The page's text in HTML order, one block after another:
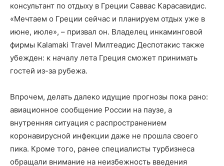
консультант по отдыху в Греции Саввас Карасавидис.
«Мечтаем о Греции сейчас и планируем отдых уже в
июне, июле», – призвал он. Владелец инкаминговой
фирмы Kalamaki Travel Милтеадис Деспотакис также
убежден: к началу лета Греция сможет принимать
гостей из-за рубежа.
Впрочем, делать далеко идущие прогнозы пока рано:
авиационное сообщение России на паузе, а
внутренняя ситуация с распространением
коронавирусной инфекции даже не прошла своего
пика. Кроме того, ранее специалисты турбизнеса
обращали внимание на неизбежность введения